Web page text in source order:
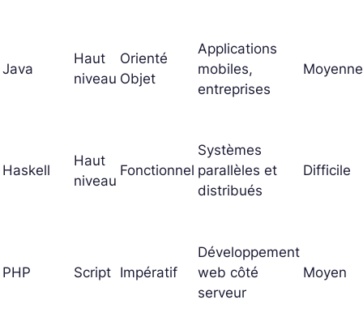
Java
Haut
niveau
Orienté
Objet
Applications
mobiles,
entreprises
Moyenne
Haskell
Haut
niveau
Fonctionnel
Systèmes
parallèles et
distribués
Difficile
PHP Script Impératif
Développement
web côté
serveur
Moyen